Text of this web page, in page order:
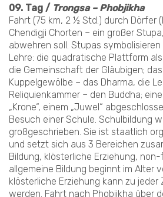
09. Tag / Trongsa – Phobjikha
Fahrt (75 km, 2 ½ Std.) durch Dörfer
Chendigji Chorten – ein großer
abwehren soll. Stupas
Lehre: die quadratische Plattform
die Gemeinschaft der Gläubigen;
Kuppelgewölbe – das Dharma, die
Reliquienkammer – den Buddha;
„Krone“, einem „Juwel“
Besuch einer Schule. Schulbildung
großgeschrieben. Sie ist staatlich
und setzt sich aus 3 Bereichen
Bildung, klösterliche Erziehung, non-
allgemeine Bildung beginnt im Alter
klösterliche Erziehung kann zu jeder
werden. Fahrt nach Phobjikha über